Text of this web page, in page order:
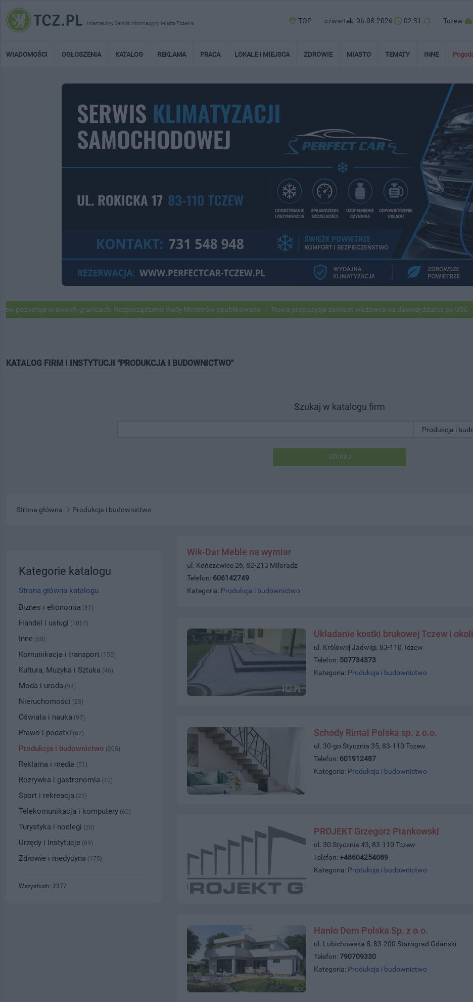
Internetowy Serwis Informacyjny Miasta Tczewa TOP czwartek, 06.08.2026 02:31 Tczew
WIADOMOŚCI OGŁOSZENIA KATALOG REKLAMA PRACA LOKALE I MIEJSCA ZDROWIE MIASTO TEMATY INNE
w swoich granicach. Rozporządzenie Rady Ministrów opublikowane Nowa propozycja zamiast wieżowca na dawnej działce po USC Pod
KATALOG FIRM I INSTYTUCJI "PRODUKCJA I BUDOWNICTWO"
Szukaj w katalogu firm
SZUKAJ
Strona główna Produkcja i budownictwo
Wik-Dar Meble na wymiar
ul. Kończewice 26, 82-213 Miłoradz
Telefon: 606142749
Kategoria: Produkcja i budownictwo
Układanie kostki brukowej Tczew i
ul. Królowej Jadwigi, 83-110 Tczew
Telefon: 507734373
Kategoria: Produkcja i budownictwo
Schody Rintal Polska sp. z o.o.
ul. 30-go Stycznia 35, 83-110 Tczew
Telefon: 601912487
Kategoria: Produkcja i budownictwo
PROJEKT Grzegorz Piankowski
ul. 30 Stycznia 43, 83-110 Tczew
Telefon:+48604254089
Kategoria: Produkcja i budownictwo
Hanlo Dom Polska Sp. z o.o.
ul. Lubichowska 8, 83-200 Starograd Gdanski
Telefon:790709330
Kategoria: Produkcja i budownictwo
Kategorie katalogu
Strona główna katalogu
Biznes i ekonomia (81)
Handel i usługi (1067)
Inne (60)
Komunikacja i transport (155)
Kultura, Muzyka i Sztuka (46)
Moda i uroda (93)
Nieruchomości (23)
Oświata i nauka (97)
Prawo i podatki (62)
Produkcja i budownictwo (205)
Reklama i media (51)
Rozrywka i gastronomia (70)
Sport i rekreacja (23)
Telekomunikacja i komputery (60)
Turystyka i noclegi (20)
Urzędy i Instytucje (89)
Zdrowie i medycyna (175)
Wszystkich: 2377